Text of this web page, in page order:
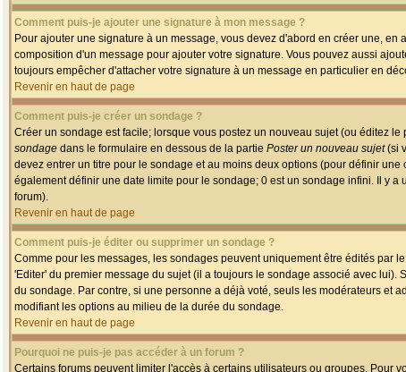
Comment puis-je ajouter une signature à mon message ?
Pour ajouter une signature à un message, vous devez d'abord en créer une,
composition d'un message pour ajouter votre signature. Vous pouvez aussi
toujours empêcher d'attacher votre signature à un message en particulier en
Revenir en haut de page
Comment puis-je créer un sondage ?
Créer un sondage est facile; lorsque vous postez un nouveau sujet (ou éditez
sondage dans le formulaire en dessous de la partie Poster un nouveau sujet(si
devez entrer un titre pour le sondage et au moins deux options (pour définir
également définir une date limite pour le sondage; 0 est un sondage infini. Il y
forum).
Revenir en haut de page
Comment puis-je éditer ou supprimer un sondage ?
Comme pour les messages, les sondages peuvent uniquement être édités par
'Editer' du premier message du sujet (il a toujours le sondage associé avec
du sondage. Par contre, si une personne a déjà voté, seuls les modérateurs et
modifiant les options au milieu de la durée du sondage.
Revenir en haut de page
Pourquoi ne puis-je pas accéder à un forum ?
Certains forums peuvent limiter l'accès à certains utilisateurs ou groupes. Pour